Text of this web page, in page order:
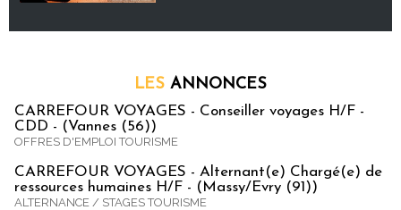
LES ANNONCES
CARREFOUR VOYAGES - Conseiller voyages H/F -
CDD - (Vannes (56))
OFFRES D'EMPLOI TOURISME
CARREFOUR VOYAGES - Alternant(e) Chargé(e) de
ressources humaines H/F - (Massy/Evry (91))
ALTERNANCE / STAGES TOURISME